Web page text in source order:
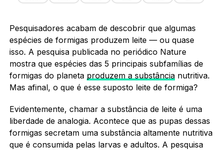
Pesquisadores acabam de descobrir que algumas
espécies de formigas produzem leite — ou quase
isso. A pesquisa publicada no periódico Nature
mostra que espécies das 5 principais subfamílias de
formigas do planeta produzem a substâncianutritiva.
Mas afinal, o que é esse suposto leite de formiga?
Evidentemente, chamar a substância de leite é uma
liberdade de analogia. Acontece que as pupas dessas
formigas secretam uma substância altamente nutritiva
que é consumida pelas larvas e adultos. A pesquisa